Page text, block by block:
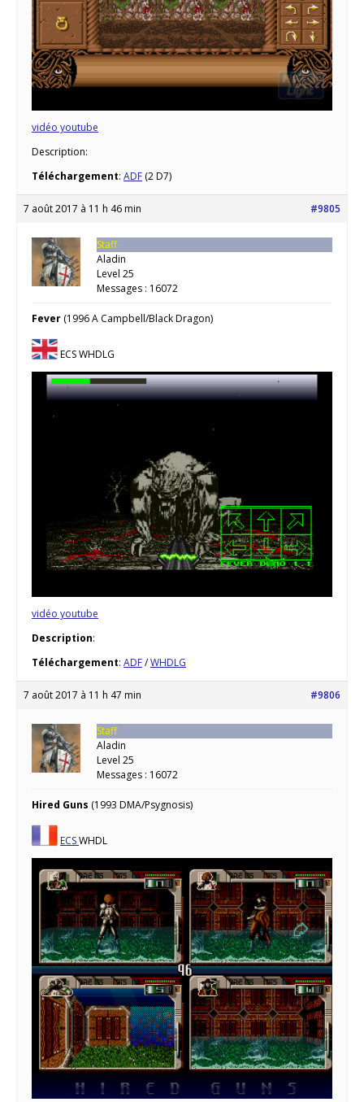
vidéo youtube
Description:
Téléchargement: ADF (2 D7)
7 août 2017 à 11 h 46 min #9805
Staff
Aladin
Level 25
Messages : 16072
Fever (1996 A Campbell/Black Dragon)
ECS WHDLG
vidéo youtube
Description:
Téléchargement: ADF/WHDLG
7 août 2017 à 11 h 47 min #9806
Staff
Aladin
Level 25
Messages : 16072
Hired Guns (1993 DMA/Psygnosis)
ECSWHDL